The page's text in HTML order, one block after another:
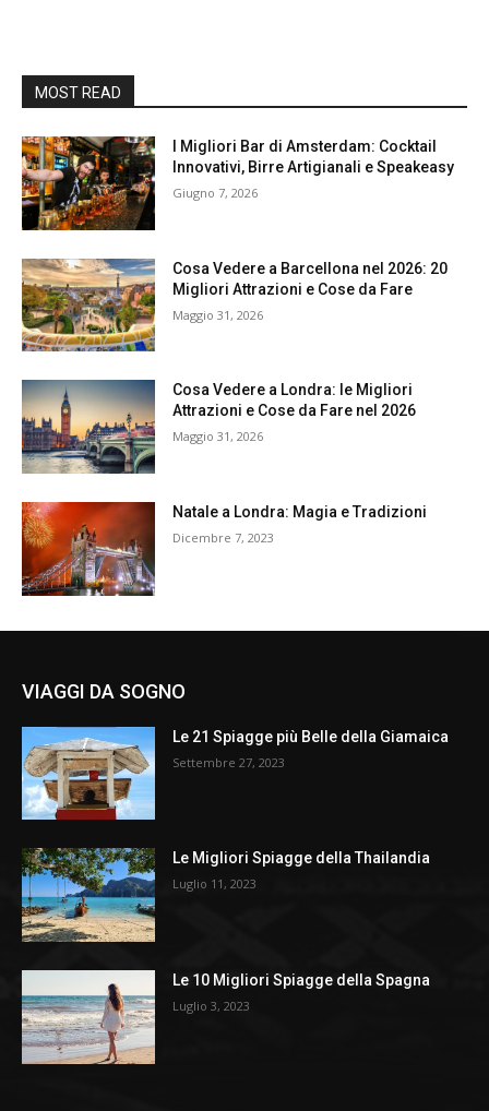
MOST READ
I Migliori Bar di Amsterdam: Cocktail
Innovativi, Birre Artigianali e Speakeasy
Giugno 7, 2026
Cosa Vedere a Barcellona nel 2026: 20
Migliori Attrazioni e Cose da Fare
Maggio 31, 2026
Cosa Vedere a Londra: le Migliori
Attrazioni e Cose da Fare nel 2026
Maggio 31, 2026
Natale a Londra: Magia e Tradizioni
Dicembre 7, 2023
VIAGGI DA SOGNO
Le 21 Spiagge più Belle della Giamaica
Settembre 27, 2023
Le Migliori Spiagge della Thailandia
Luglio 11, 2023
Le 10 Migliori Spiagge della Spagna
Luglio 3, 2023